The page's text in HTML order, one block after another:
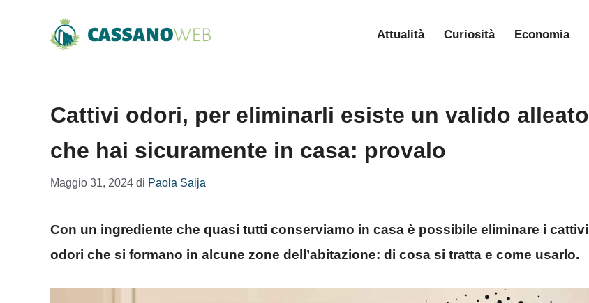
Attualità Curiosità Economia
Cattivi odori, per eliminarli esiste un valido alleato
che hai sicuramente in casa: provalo
Maggio 31, 2024 di Paola Saija
Con un ingrediente che quasi tutti conserviamo in casa è possibile eliminare i cattivi
odori che si formano in alcune zone dell’abitazione: di cosa si tratta e come usarlo.